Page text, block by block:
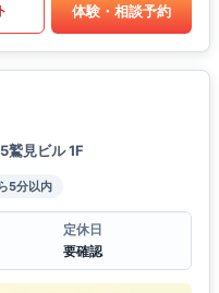
体験・相談予約
鷲見ビル 1F
5分以内
定休日
要確認